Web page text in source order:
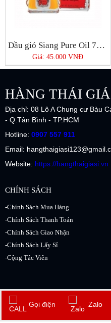
Dầu gió Siang Pure Oil 7ml Thái Lan
Giá: 45.000 VNĐ
HÀNG THÁI
Địa chỉ: 08 Lô A Chung cư Bàu
- Q.Tân Bình - TP.HCM
Hotline: 0907 557 911
Email:
Website: https://hangthaigiasi.vn
CHÍNH SÁCH
-Chính Sách Mua Hàng
-Chính Sách Thanh Toán
-Chính Sách Giao Nhận
-Chính Sách Lấy Sỉ
-Cộng Tác Viên
Gọi điện Zalo